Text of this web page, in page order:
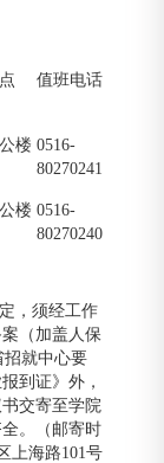
值班电话
楼 0516-
80270241
楼 0516-
80270240
，须经工作
（加盖人保
招就中心要
到证》外，
交寄至学院
。（邮寄时
上海路101号